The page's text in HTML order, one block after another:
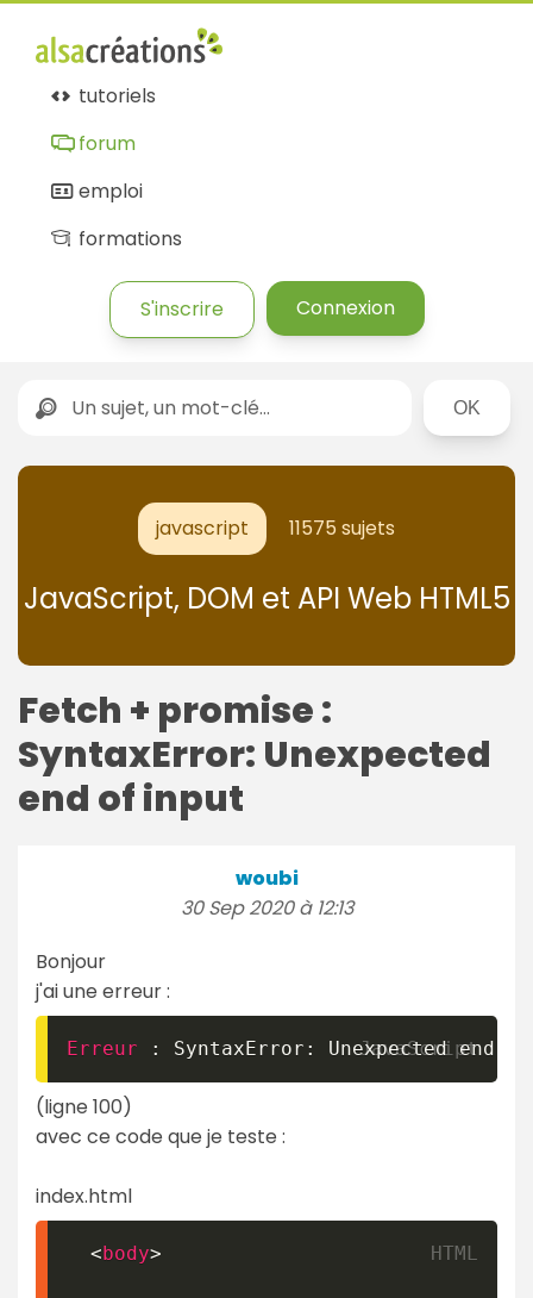
tutoriels
forum
emploi
formations
S'inscrire Connexion
Rechercher
javascript 11575 sujets
JavaScript, DOM et API Web HTML5
Fetch + promise :
SyntaxError: Unexpected
end of input
woubi
30 Sep 2020 à 12:13
Bonjour
j'ai une erreur :
Erreur : SyntaxError : Unexpected end
(ligne 100)
avec ce code que je teste :
index.html
<body>